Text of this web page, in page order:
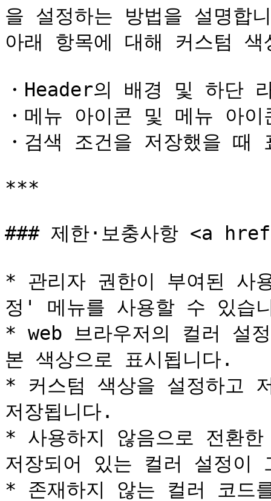
을 설정하는 방법을 설명합
아래 항목에 대해 커스텀
・Header의 배경 및 하단
・메뉴 아이콘 및 메뉴 아
・검색 조건을 저장했을 때
***
### 제한·보충사항 <a
* 관리자 권한이 부여된 사
정' 메뉴를 사용할 수 있습
* web 브라우저의 컬러 설
본 색상으로 표시됩니다.
* 커스텀 색상을 설정하고
저장됩니다.
* 사용하지 않음으로 전환
저장되어 있는 컬러 설정이
* 존재하지 않는 컬러 코드